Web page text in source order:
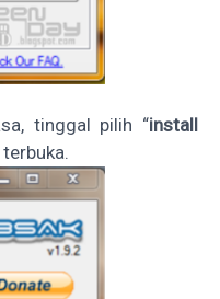
tinggal pilih “install